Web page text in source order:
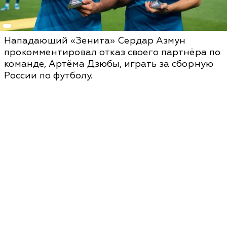
Нападающий «Зенита» Сердар Азмун
прокомментировал отказ своего партнёра по
команде, Артёма Дзюбы, играть за сборную
России по футболу.